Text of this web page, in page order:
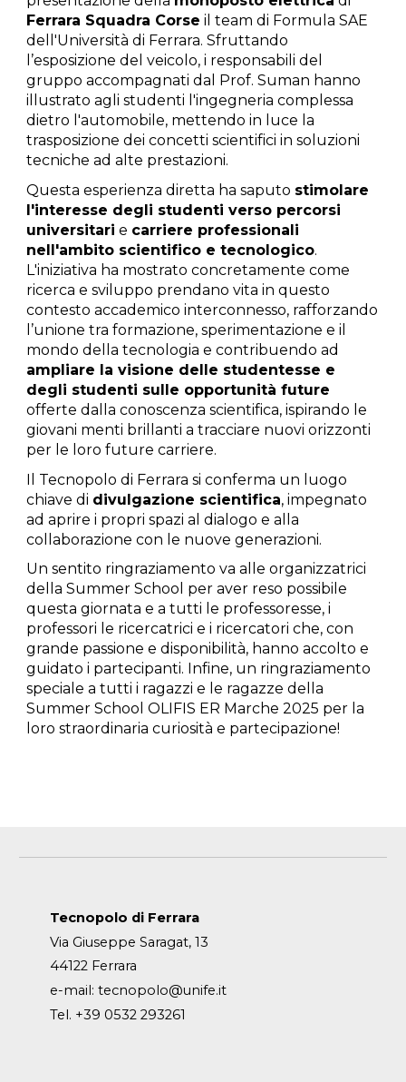
Ferrara Squadra Corse il team di Formula SAE
dell'Università di Ferrara. Sfruttando
l’esposizione del veicolo, i responsabili del
gruppo accompagnati dal Prof. Suman hanno
illustrato agli studenti l'ingegneria complessa
dietro l'automobile, mettendo in luce la
trasposizione dei concetti scientifici in soluzioni
tecniche ad alte prestazioni.
Questa esperienza diretta ha saputo stimolare
l'interesse degli studenti verso percorsi
universitari e carriere professionali
nell'ambito scientifico e tecnologico.
L'iniziativa ha mostrato concretamente come
ricerca e sviluppo prendano vita in questo
contesto accademico interconnesso, rafforzando
l’unione tra formazione, sperimentazione e il
mondo della tecnologia e contribuendo ad
ampliare la visione delle studentesse e
degli studenti sulle opportunità future
offerte dalla conoscenza scientifica, ispirando le
giovani menti brillanti a tracciare nuovi orizzonti
per le loro future carriere.
Il Tecnopolo di Ferrara si conferma un luogo
chiave di divulgazione scientifica, impegnato
ad aprire i propri spazi al dialogo e alla
collaborazione con le nuove generazioni.
Un sentito ringraziamento va alle organizzatrici
della Summer School per aver reso possibile
questa giornata e a tutti le professoresse, i
professori le ricercatrici e i ricercatori che, con
grande passione e disponibilità, hanno accolto e
guidato i partecipanti. Infine, un ringraziamento
speciale a tutti i ragazzi e le ragazze della
Summer School OLIFIS ER Marche 2025 per la
loro straordinaria curiosità e partecipazione!
Tecnopolo di Ferrara
Via Giuseppe Saragat, 13
44122 Ferrara
e-mail: tecnopolo@unife.it
Tel. +39 0532 293261